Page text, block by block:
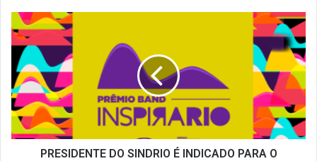
PRESIDENTE
DO
SINDRIO
INDICADO
PARA
O
PRÊMIO
BAND
INSPIRAPRESIDENTE DO SINDRIO É INDICADO PARA O